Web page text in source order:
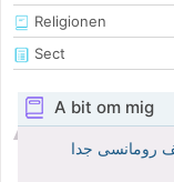
Religionen
Sect
A bit om mig
رومانسى جدا